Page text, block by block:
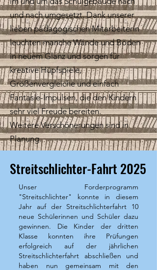
und nach umgesetzt. Dank unserer
lieben pädagogischen Mitarbeiterin
leuchten manche Wände und Böden
in neuem Glanz und sorgen für
kreative Hüpfspiele,
Größenvergleiche und einfach
Fantasie-Impulsen, die den Kindern
sehr viel Freude bereiten.
Weitere Verschönerungen sind in
Planung.
Streitschlichter-Fahrt 2025
Unser Forderprogramm
"Streitschlichter" konnte in diesem
Jahr auf der Streitschlichterfahrt 10
neue Schülerinnen und Schüler dazu
gewinnen. Die Kinder der dritten
Klasse konnten ihre Prüfungen
erfolgreich auf der jährlichen
Streitschlichterfahrt abschließen und
haben nun gemeinsam mit den